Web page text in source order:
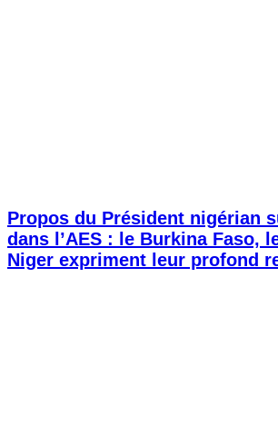
Propos du Président nigérian
dans l’AES : le Burkina Faso,
Niger expriment leur profond